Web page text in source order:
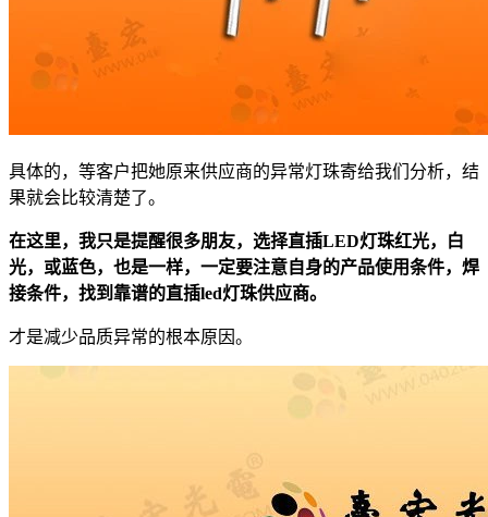
具体的，等客户把她原来供应商的异常灯珠寄给我们分析，结
果就会比较清楚了。
在这里，我只是提醒很多朋友，选择直插LED灯珠红光，白
光，或蓝色，也是一样，一定要注意自身的产品使用条件，焊
接条件，找到靠谱的直插led灯珠供应商。
才是减少品质异常的根本原因。